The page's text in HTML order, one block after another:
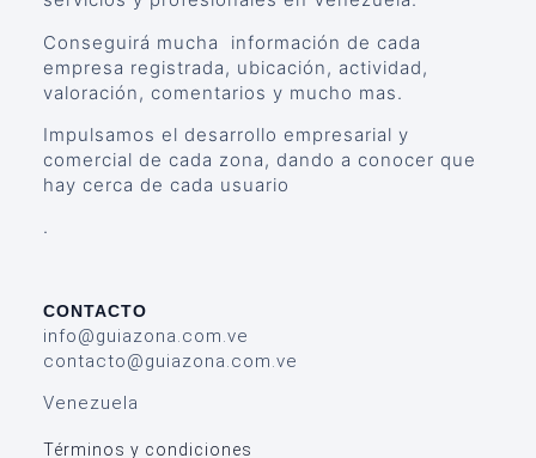
Conseguirá mucha información de cada
empresa registrada, ubicación, actividad,
valoración, comentarios y mucho mas.
Impulsamos el desarrollo empresarial y
comercial de cada zona, dando a conocer que
hay cerca de cada usuario
.
CONTACTO
info@guiazona.com.ve
contacto@guiazona.com.ve
Venezuela
Términos y condiciones